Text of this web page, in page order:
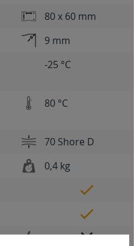
80 x 60 mm
9 mm
-25 °C
80 °C
70 Shore D
0,4 kg